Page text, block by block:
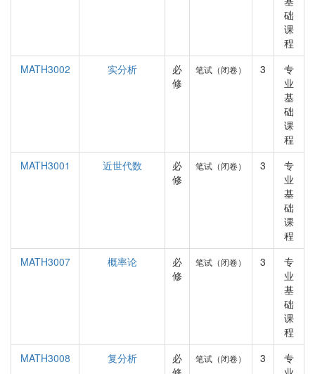
础
课
程
MATH3002
实分析
必
修
笔试（闭卷） 3
专
业
基
础
课
程
MATH3001
近世代数
必
修
笔试（闭卷） 3
专
业
基
础
课
程
MATH3007
概率论
必
修
笔试（闭卷） 3
专
业
基
础
课
程
MATH3008
复分析
必
笔试（闭卷） 3
专